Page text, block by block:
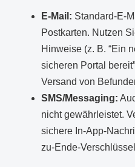
E-Mail: Standard-E-
Postkarten. Nutzen
Hinweise (z. B. “Ein
sicheren Portal
Versand von
SMS/Messaging:
nicht gewährleistet.
sichere In-App-
zu-Ende-